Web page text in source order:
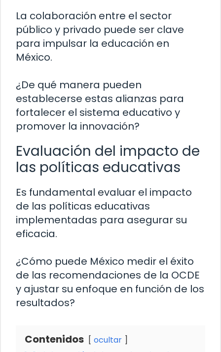
La colaboración entre el sector
público y privado puede ser clave
para impulsar la educación en
México.
¿De qué manera pueden
establecerse estas alianzas para
fortalecer el sistema educativo y
promover la innovación?
Evaluación del impacto de
las políticas educativas
Es fundamental evaluar el impacto
de las políticas educativas
implementadas para asegurar su
eficacia.
¿Cómo puede México medir el éxito
de las recomendaciones de la OCDE
y ajustar su enfoque en función de los
resultados?
Contenidos ocultar